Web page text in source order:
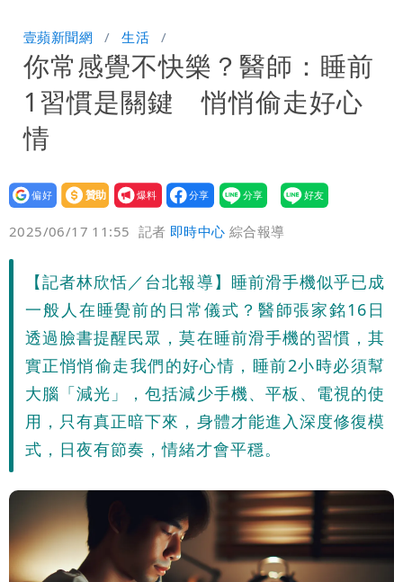
「洗腦台灣人兩觀念」
女生一對A錯了嗎？環法女子自由車賽
男裁判勒令女選手「解衣」檢查
揮別9年演藝圈 女演員當「全職運將」
壹蘋新聞網 生活
你常感覺不快樂？醫師：睡前
1習慣是關鍵 悄悄偷走好心
情
設為
贊助
我要
爆料
2025/06/17 11:55 記者 即時中心 綜合報導
【記者林欣恬／台北報導】睡前滑手機似乎已成
一般人在睡覺前的日常儀式？醫師張家銘16日
透過臉書提醒民眾，莫在睡前滑手機的習慣，其
實正悄悄偷走我們的好心情，睡前2小時必須幫
大腦「減光」，包括減少手機、平板、電視的使
用，只有真正暗下來，身體才能進入深度修復模
式，日夜有節奏，情緒才會平穩。